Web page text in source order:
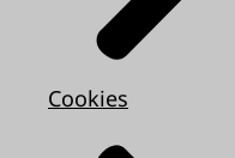
Cookies